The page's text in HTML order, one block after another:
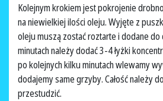
Kolejnym krokiem jest pokrojenie
na niewielkiej ilości oleju. Wyjęte z
oleju muszą zostać roztarte i dodane do
minutach należy dodać 3-4 łyżki
po kolejnych kilku minutach wlewamy
dodajemy same grzyby. Całość należy
przestudzić.